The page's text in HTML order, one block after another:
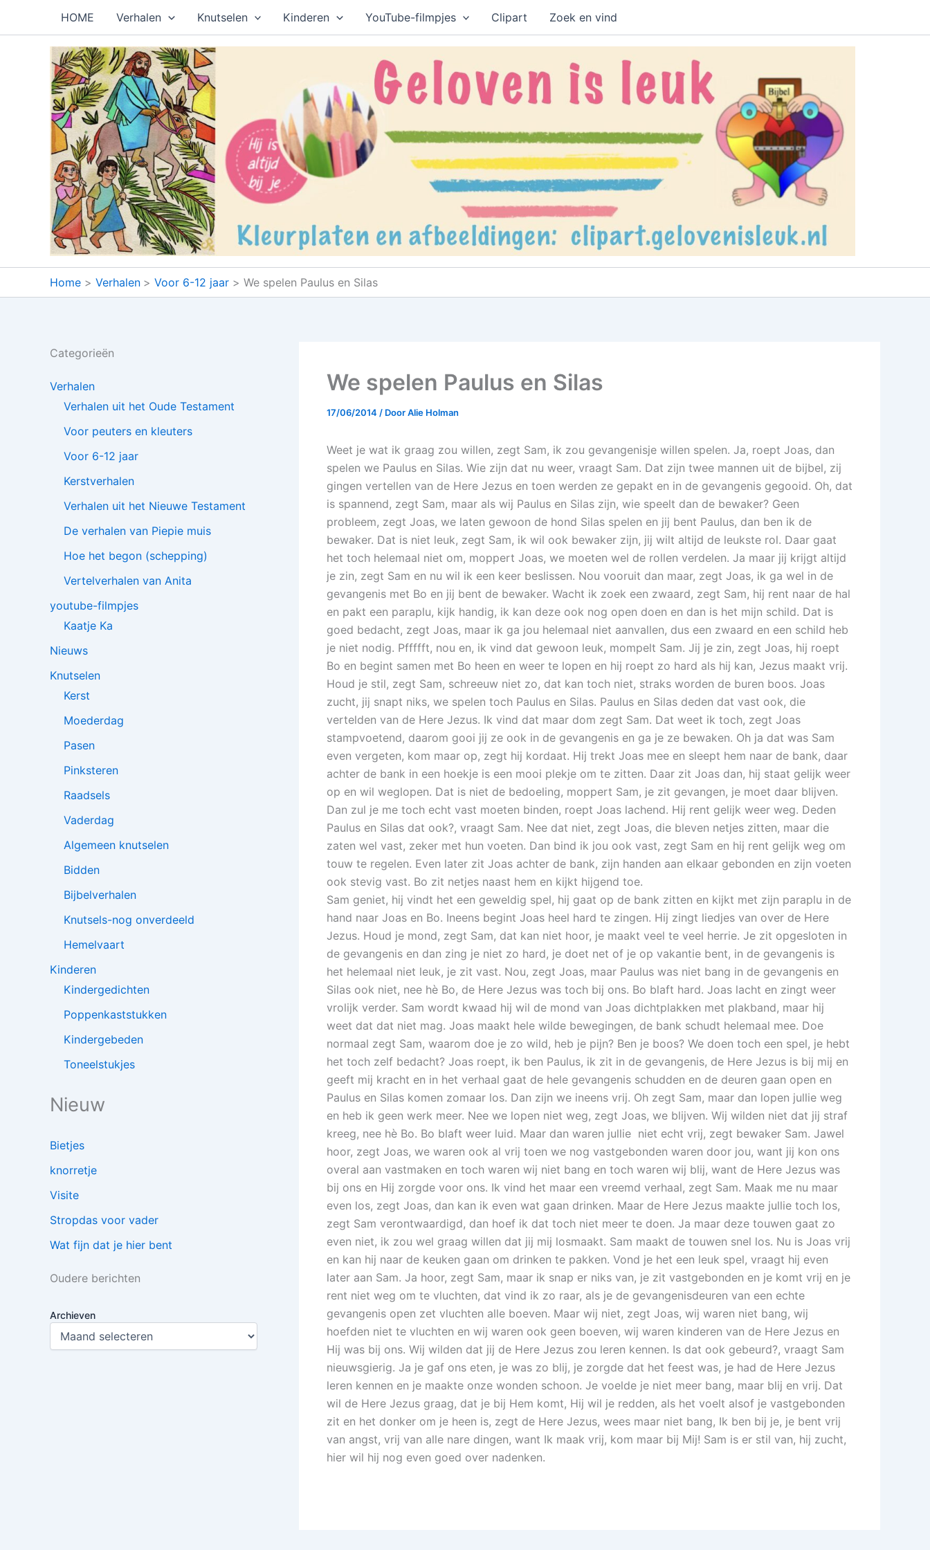
HOME Verhalen Knutselen Kinderen YouTube-filmpjes Clipart Zoek en vind
Home Verhalen Voor 6-12 jaar We spelen Paulus en Silas
Categorieën
Verhalen
Verhalen uit het Oude Testament
Voor peuters en kleuters
Voor 6-12 jaar
Kerstverhalen
Verhalen uit het Nieuwe Testament
De verhalen van Piepie muis
Hoe het begon (schepping)
Vertelverhalen van Anita
youtube-filmpjes
Kaatje Ka
Nieuws
Knutselen
Kerst
Moederdag
Pasen
Pinksteren
Raadsels
Vaderdag
Algemeen knutselen
Bidden
Bijbelverhalen
Knutsels-nog onverdeeld
Hemelvaart
Kinderen
Kindergedichten
Poppenkaststukken
Kindergebeden
Toneelstukjes
Nieuw
Bietjes
knorretje
Visite
Stropdas voor vader
Wat fijn dat je hier bent
Oudere berichten
Archieven
We spelen Paulus en Silas
17/06/2014 / DoorAlie Holman
Weet je wat ik graag zou willen, zegt Sam, ik zou gevangenisje willen spelen. Ja, roept Joas, dan
spelen we Paulus en Silas. Wie zijn dat nu weer, vraagt Sam. Dat zijn twee mannen uit de bijbel, zij
gingen vertellen van de Here Jezus en toen werden ze gepakt en in de gevangenis gegooid. Oh, dat
is spannend, zegt Sam, maar als wij Paulus en Silas zijn, wie speelt dan de bewaker? Geen
probleem, zegt Joas, we laten gewoon de hond Silas spelen en jij bent Paulus, dan ben ik de
bewaker. Dat is niet leuk, zegt Sam, ik wil ook bewaker zijn, jij wilt altijd de leukste rol. Daar gaat
het toch helemaal niet om, moppert Joas, we moeten wel de rollen verdelen. Ja maar jij krijgt altijd
je zin, zegt Sam en nu wil ik een keer beslissen. Nou vooruit dan maar, zegt Joas, ik ga wel in de
gevangenis met Bo en jij bent de bewaker. Wacht ik zoek een zwaard, zegt Sam, hij rent naar de hal
en pakt een paraplu, kijk handig, ik kan deze ook nog open doen en dan is het mijn schild. Dat is
goed bedacht, zegt Joas, maar ik ga jou helemaal niet aanvallen, dus een zwaard en een schild heb
je niet nodig. Pffffft, nou en, ik vind dat gewoon leuk, mompelt Sam. Jij je zin, zegt Joas, hij roept
Bo en begint samen met Bo heen en weer te lopen en hij roept zo hard als hij kan, Jezus maakt vrij.
Houd je stil, zegt Sam, schreeuw niet zo, dat kan toch niet, straks worden de buren boos. Joas
zucht, jij snapt niks, we spelen toch Paulus en Silas. Paulus en Silas deden dat vast ook, die
vertelden van de Here Jezus. Ik vind dat maar dom zegt Sam. Dat weet ik toch, zegt Joas
stampvoetend, daarom gooi jij ze ook in de gevangenis en ga je ze bewaken. Oh ja dat was Sam
even vergeten, kom maar op, zegt hij kordaat. Hij trekt Joas mee en sleept hem naar de bank, daar
achter de bank in een hoekje is een mooi plekje om te zitten. Daar zit Joas dan, hij staat gelijk weer
op en wil weglopen. Dat is niet de bedoeling, moppert Sam, je zit gevangen, je moet daar blijven.
Dan zul je me toch echt vast moeten binden, roept Joas lachend. Hij rent gelijk weer weg. Deden
Paulus en Silas dat ook?, vraagt Sam. Nee dat niet, zegt Joas, die bleven netjes zitten, maar die
zaten wel vast, zeker met hun voeten. Dan bind ik jou ook vast, zegt Sam en hij rent gelijk weg om
touw te regelen. Even later zit Joas achter de bank, zijn handen aan elkaar gebonden en zijn voeten
ook stevig vast. Bo zit netjes naast hem en kijkt hijgend toe.
Sam geniet, hij vindt het een geweldig spel, hij gaat op de bank zitten en kijkt met zijn paraplu in de
hand naar Joas en Bo. Ineens begint Joas heel hard te zingen. Hij zingt liedjes van over de Here
Jezus. Houd je mond, zegt Sam, dat kan niet hoor, je maakt veel te veel herrie. Je zit opgesloten in
de gevangenis en dan zing je niet zo hard, je doet net of je op vakantie bent, in de gevangenis is
het helemaal niet leuk, je zit vast. Nou, zegt Joas, maar Paulus was niet bang in de gevangenis en
Silas ook niet, nee hè Bo, de Here Jezus was toch bij ons. Bo blaft hard. Joas lacht en zingt weer
vrolijk verder. Sam wordt kwaad hij wil de mond van Joas dichtplakken met plakband, maar hij
weet dat dat niet mag. Joas maakt hele wilde bewegingen, de bank schudt helemaal mee. Doe
normaal zegt Sam, waarom doe je zo wild, heb je pijn? Ben je boos? We doen toch een spel, je hebt
het toch zelf bedacht? Joas roept, ik ben Paulus, ik zit in de gevangenis, de Here Jezus is bij mij en
geeft mij kracht en in het verhaal gaat de hele gevangenis schudden en de deuren gaan open en
Paulus en Silas komen zomaar los. Dan zijn we ineens vrij. Oh zegt Sam, maar dan lopen jullie weg
en heb ik geen werk meer. Nee we lopen niet weg, zegt Joas, we blijven. Wij wilden niet dat jij straf
kreeg, nee hè Bo. Bo blaft weer luid. Maar dan waren jullie niet echt vrij, zegt bewaker Sam. Jawel
hoor, zegt Joas, we waren ook al vrij toen we nog vastgebonden waren door jou, want jij kon ons
overal aan vastmaken en toch waren wij niet bang en toch waren wij blij, want de Here Jezus was
bij ons en Hij zorgde voor ons. Ik vind het maar een vreemd verhaal, zegt Sam. Maak me nu maar
even los, zegt Joas, dan kan ik even wat gaan drinken. Maar de Here Jezus maakte jullie toch los,
zegt Sam verontwaardigd, dan hoef ik dat toch niet meer te doen. Ja maar deze touwen gaat zo
even niet, ik zou wel graag willen dat jij mij losmaakt. Sam maakt de touwen snel los. Nu is Joas vrij
en kan hij naar de keuken gaan om drinken te pakken. Vond je het een leuk spel, vraagt hij even
later aan Sam. Ja hoor, zegt Sam, maar ik snap er niks van, je zit vastgebonden en je komt vrij en je
rent niet weg om te vluchten, dat vind ik zo raar, als je de gevangenisdeuren van een echte
gevangenis open zet vluchten alle boeven. Maar wij niet, zegt Joas, wij waren niet bang, wij
hoefden niet te vluchten en wij waren ook geen boeven, wij waren kinderen van de Here Jezus en
Hij was bij ons. Wij wilden dat jij de Here Jezus zou leren kennen. Is dat ook gebeurd?, vraagt Sam
nieuwsgierig. Ja je gaf ons eten, je was zo blij, je zorgde dat het feest was, je had de Here Jezus
leren kennen en je maakte onze wonden schoon. Je voelde je niet meer bang, maar blij en vrij. Dat
wil de Here Jezus graag, dat je bij Hem komt, Hij wil je redden, als het voelt alsof je vastgebonden
zit en het donker om je heen is, zegt de Here Jezus, wees maar niet bang, Ik ben bij je, je bent vrij
van angst, vrij van alle nare dingen, want Ik maak vrij, kom maar bij Mij! Sam is er stil van, hij zucht,
hier wil hij nog even goed over nadenken.